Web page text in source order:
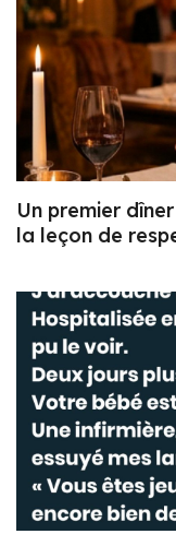
Un premier
la leçon de